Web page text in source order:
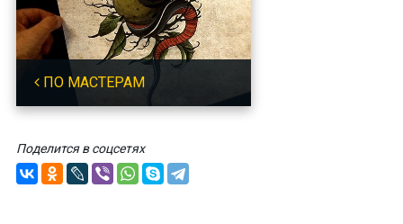
ПО МАСТЕРАМ
Поделится в соцсетях